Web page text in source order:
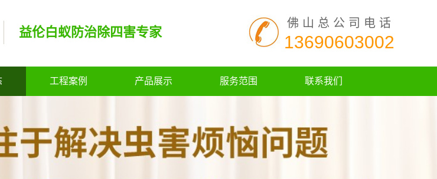
益伦白蚁防治除四害专家
佛山总公司电话
13690603002
工程案例 产品展示 服务范围 联系我们